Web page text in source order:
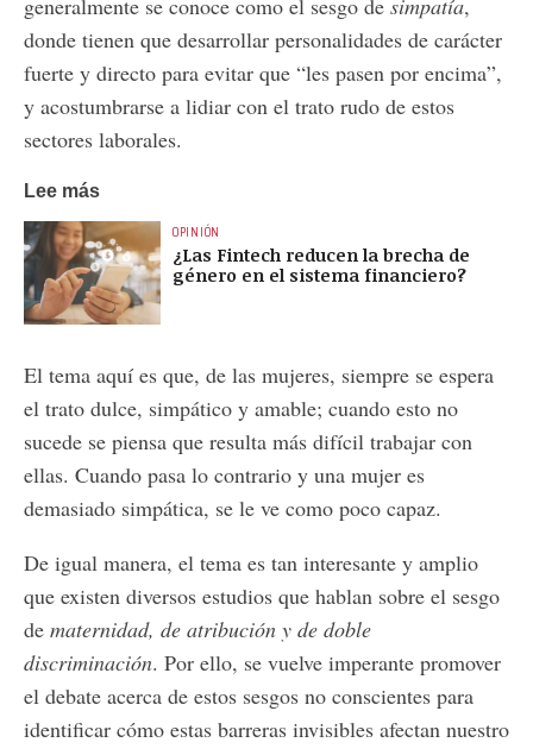
donde tienen que desarrollar personalidades de carácter
fuerte y directo para evitar que “les pasen por encima”,
y acostumbrarse a lidiar con el trato rudo de estos
sectores laborales.
Lee más
OPINIÓN
¿Las Fintech reducen la brecha de
género en el sistema financiero?
El tema aquí es que, de las mujeres, siempre se espera
el trato dulce, simpático y amable; cuando esto no
sucede se piensa que resulta más difícil trabajar con
ellas. Cuando pasa lo contrario y una mujer es
demasiado simpática, se le ve como poco capaz.
De igual manera, el tema es tan interesante y amplio
que existen diversos estudios que hablan sobre el sesgo
de maternidad, de atribución y de doble
discriminación. Por ello, se vuelve imperante promover
el debate acerca de estos sesgos no conscientes para
identificar cómo estas barreras invisibles afectan nuestro